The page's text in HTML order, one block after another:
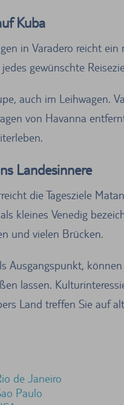
Kuba
in Varadero reicht
gewünschte
auch im Leihwagen.
von Havanna
Landesinnere
die Tagesziele
kleines Venedig
und vielen Brücken.
Ausgangspunkt,
lassen.
Land treffen Sie auf
de Janeiro
Paulo